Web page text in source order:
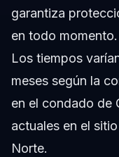
garantiza
en todo momento.
Los tiempos
meses según la
en el condado de
actuales en el sitio
Norte.